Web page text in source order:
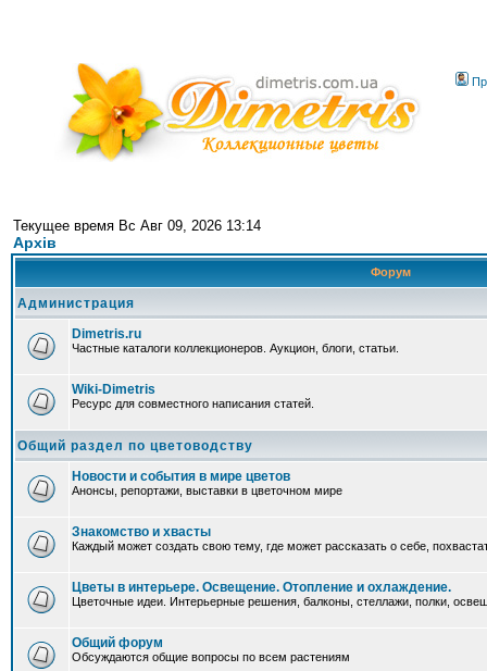
Текущее время Вс Авг 09, 2026 13:14
Архів
Форум
Администрация
Dimetris.ru
Частные каталоги коллекционеров. Аукцион, блоги, статьи.
Wiki-Dimetris
Ресурс для совместного написания статей.
Общий раздел по цветоводству
Новости и события в мире цветов
Анонсы, репортажи, выставки в цветочном мире
Знакомство и хвасты
Каждый может создать свою тему, где может рассказать о себе,
Цветы в интерьере. Освещение. Отопление и охлаждение.
Цветочные идеи. Интерьерные решения, балконы, стеллажи, полки,
Общий форум
Обсуждаются общие вопросы по всем растениям